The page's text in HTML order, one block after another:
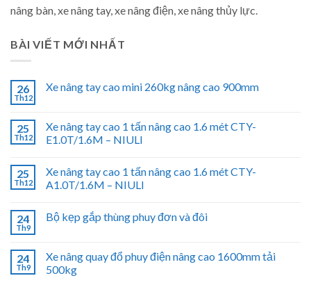
nâng bàn, xe nâng tay, xe nâng điện, xe nâng thủy lực.
BÀI VIẾT MỚI NHẤT
26
Th12
Xe nâng tay cao mini 260kg nâng cao 900mm
25
Th12
Xe nâng tay cao 1 tấn nâng cao 1.6 mét CTY-
E1.0T/1.6M – NIULI
25
Th12
Xe nâng tay cao 1 tấn nâng cao 1.6 mét CTY-
A1.0T/1.6M – NIULI
24
Th9
Bộ kẹp gắp thùng phuy đơn và đôi
24
Th9
Xe nâng quay đổ phuy điện nâng cao 1600mm tải
500kg